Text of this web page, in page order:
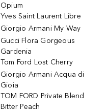
Opium
Yves Saint Laurent Libre
Giorgio Armani My Way
Gucci Flora Gorgeous
Gardenia
Tom Ford Lost Cherry
Giorgio Armani Acqua di
Gioia
TOM FORD Private Blend
Bitter Peach